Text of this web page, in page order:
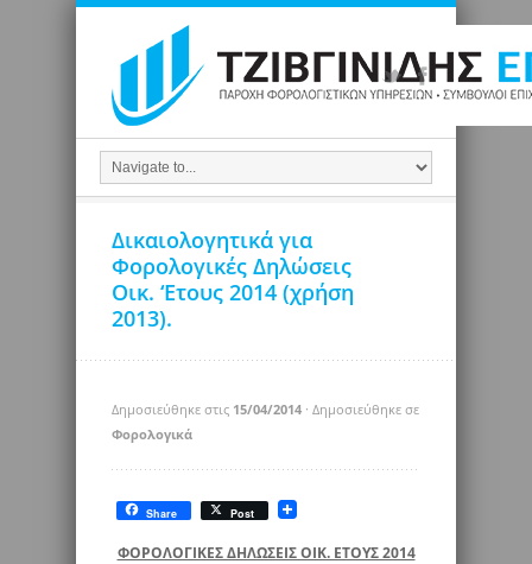
Δικαιολογητικά για
Φορολογικές Δηλώσεις
Οικ. ‘Ετους 2014 (χρήση
2013).
Δημοσιεύθηκε στις 15/04/2014 · Δημοσιεύθηκε σε
Φορολογικά
Share Post
ΦΟΡΟΛΟΓΙΚΕΣ ΔΗΛΩΣΕΙΣ ΟΙΚ. ΕΤΟΥΣ 2014